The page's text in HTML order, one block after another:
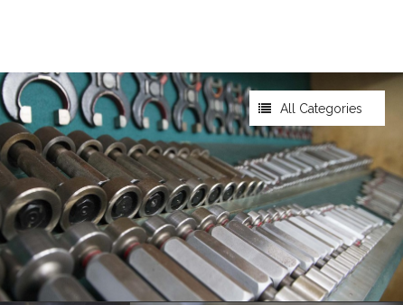
All Categories
-All Categories
Lavori
Lavori